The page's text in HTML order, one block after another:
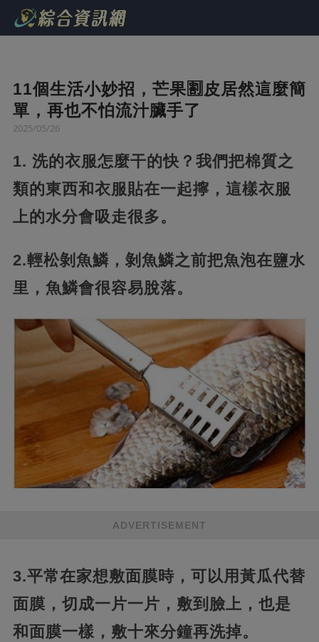
11個生活小妙招，芒果🈹皮居然這麼簡
單，再也不怕流汁臟手了
2025/05/26
1. 洗的衣服怎麼干的快？我們把棉質之
類的東西和衣服貼在一起擰，這樣衣服
上的水分會吸走很多。
2.輕松剝魚鱗，剝魚鱗之前把魚泡在鹽水
里，魚鱗會很容易脫落。
ADVERTISEMENT
3.平常在家想敷面膜時，可以用黃瓜代替
面膜，切成一片一片，敷到臉上，也是
和面膜一樣，敷十來分鐘再洗掉。